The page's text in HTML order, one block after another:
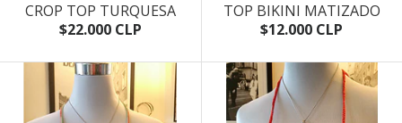
CROP TOP TURQUESA
$22.000 CLP
TOP BIKINI MATIZADO
$12.000 CLP